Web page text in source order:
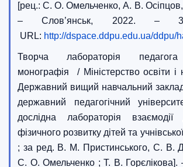
[рец.: С. О. Омельченко, А. В.
– Слов’янськ, 2022.
URL: http://dspace.ddpu.edu.ua/ddpu/
Творча лабораторія
монографія / Міністерство освіти і
Державний вищий навчальний
державний педагогічний
дослідна лабораторія
фізичного розвитку дітей та
; за ред. В. М. Пристинського, С. В.
С. О. Омельченко ; Т. В. Горєлікова].